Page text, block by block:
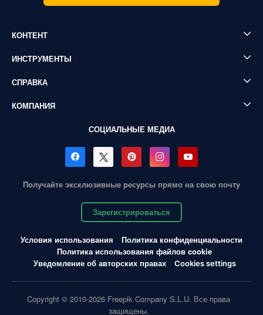
КОНТЕНТ
ИНСТРУМЕНТЫ
СПРАВКА
КОМПАНИЯ
СОЦИАЛЬНЫЕ МЕДИА
Получайте эксклюзивные ресурсы прямо на свою почту
Зарегистрироваться
Условия использования
Политика конфиденциальности
Политика использования файлов cookie
Уведомление об авторских правах
Cookies settings
Copyright © 2010-2026 Freepik Company S.L.U. Все права
защищены.